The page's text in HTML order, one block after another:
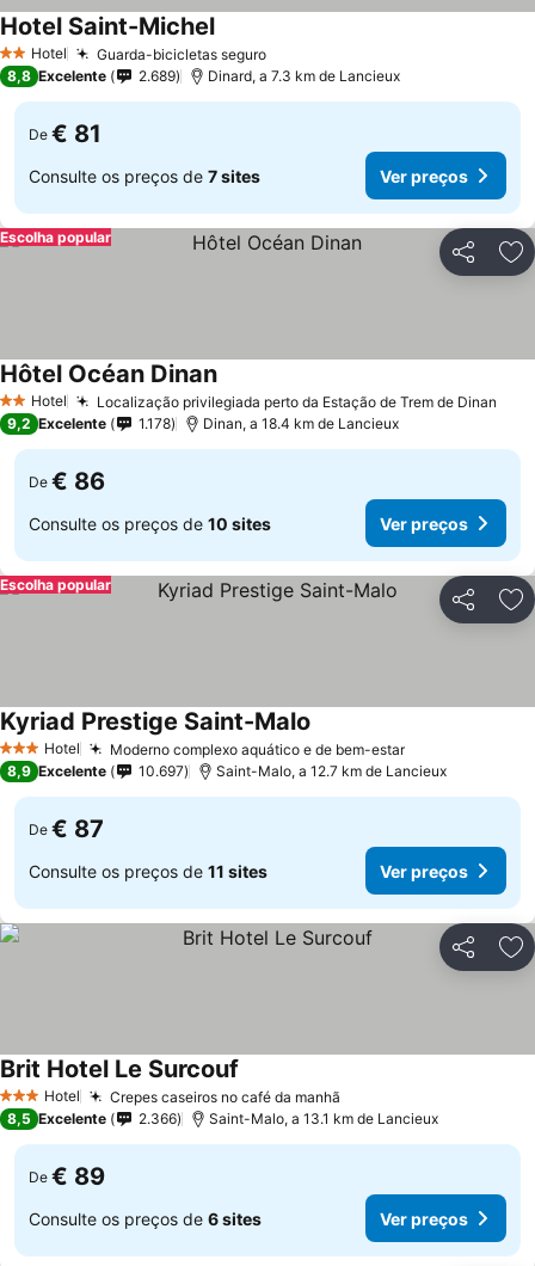
2 Estrelas
Hotel Guarda-bicicletas seguro
Hotel Saint-Michel
8,8 Excelente 2.689 Dinard, a 7.3 km de Lancieux
De € 81
Consulte os preços de 7 sites Ver preços
Partilhar
Escolha popular
2 Estrelas
Hotel Localização privilegiada perto da Estação de Trem de Dinan
Hôtel Océan Dinan
9,2 Excelente 1.178 Dinan, a 18.4 km de Lancieux
De € 86
Consulte os preços de 10 sites Ver preços
Partilhar
Escolha popular
3 EstrelasHotel Moderno complexo aquático e de bem-estar
Kyriad Prestige Saint-Malo
8,9 Excelente 10.697 Saint-Malo, a 12.7 km de Lancieux
De € 87
Consulte os preços de 11 sites Ver preços
Partilhar
3 EstrelasHotel Crepes caseiros no café da manhã
Brit Hotel Le Surcouf
8,5 Excelente 2.366 Saint-Malo, a 13.1 km de Lancieux
De € 89
Consulte os preços de 6 sites Ver preços